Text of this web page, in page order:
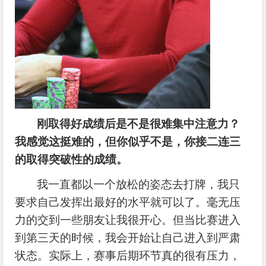
刚取得好成绩后是不是很难集中注意力？
我感觉这挺难的，但你似乎不是，你接二连三
的取得突破性的成绩。
我一直都以一个放松的姿态去打牌，我只
要求自己发挥出最好的水平就可以了。毫无压
力的交到一些朋友让我很开心。但当比赛进入
到第三天的时候，我会开始让自己进入到严肃
状态。实际上，赛事后期环节真的很有压力，